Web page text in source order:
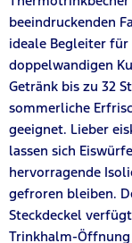
beeindruckenden
ideale Begleiter
doppelwandigen
Getränk bis zu 32
sommerliche
geeignet. Lieber
lassen sich
hervorragende
gefroren bleiben.
Steckdeckel
Trinkhalm-Öffnung